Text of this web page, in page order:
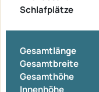
Schlafplätze
Gesamtlänge
Gesamtbreite
Gesamthöhe
Innenhöhe